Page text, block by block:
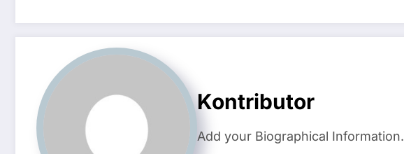
Kontributor
Add your Biographical Information.